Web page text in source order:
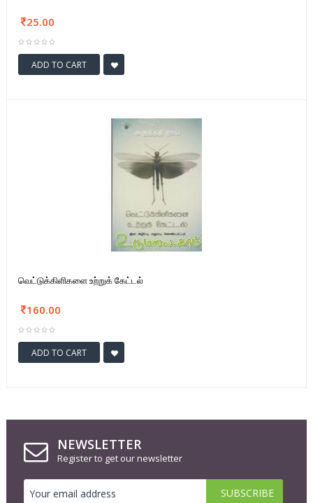
25.00
ADD TO CART
வெட்டுக்கிளிகளை உற்றுக் கேட்டல்
160.00
ADD TO CART
NEWSLETTER
Register to get our newsletter